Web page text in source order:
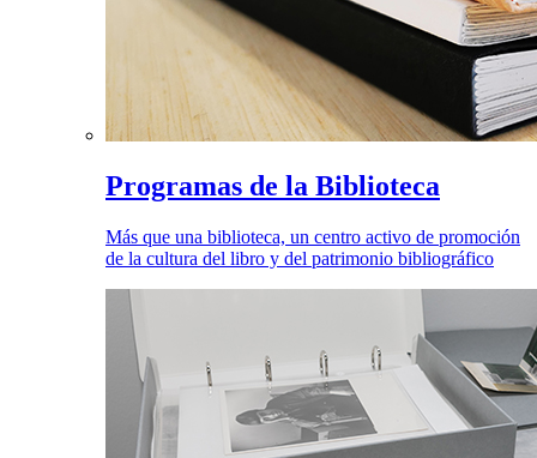
Programas de la Biblioteca
Más que una biblioteca, un centro activo de promoción
de la cultura del libro y del patrimonio bibliográfico